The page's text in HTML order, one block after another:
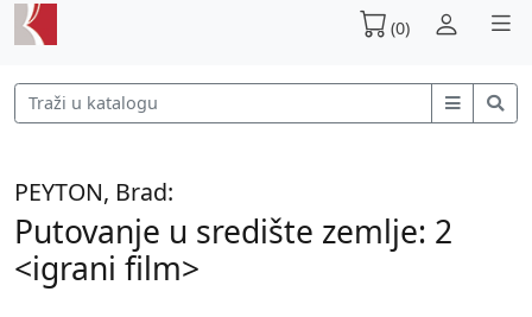
(0)
PEYTON, Brad:
Putovanje u središte zemlje: 2
<igrani film>